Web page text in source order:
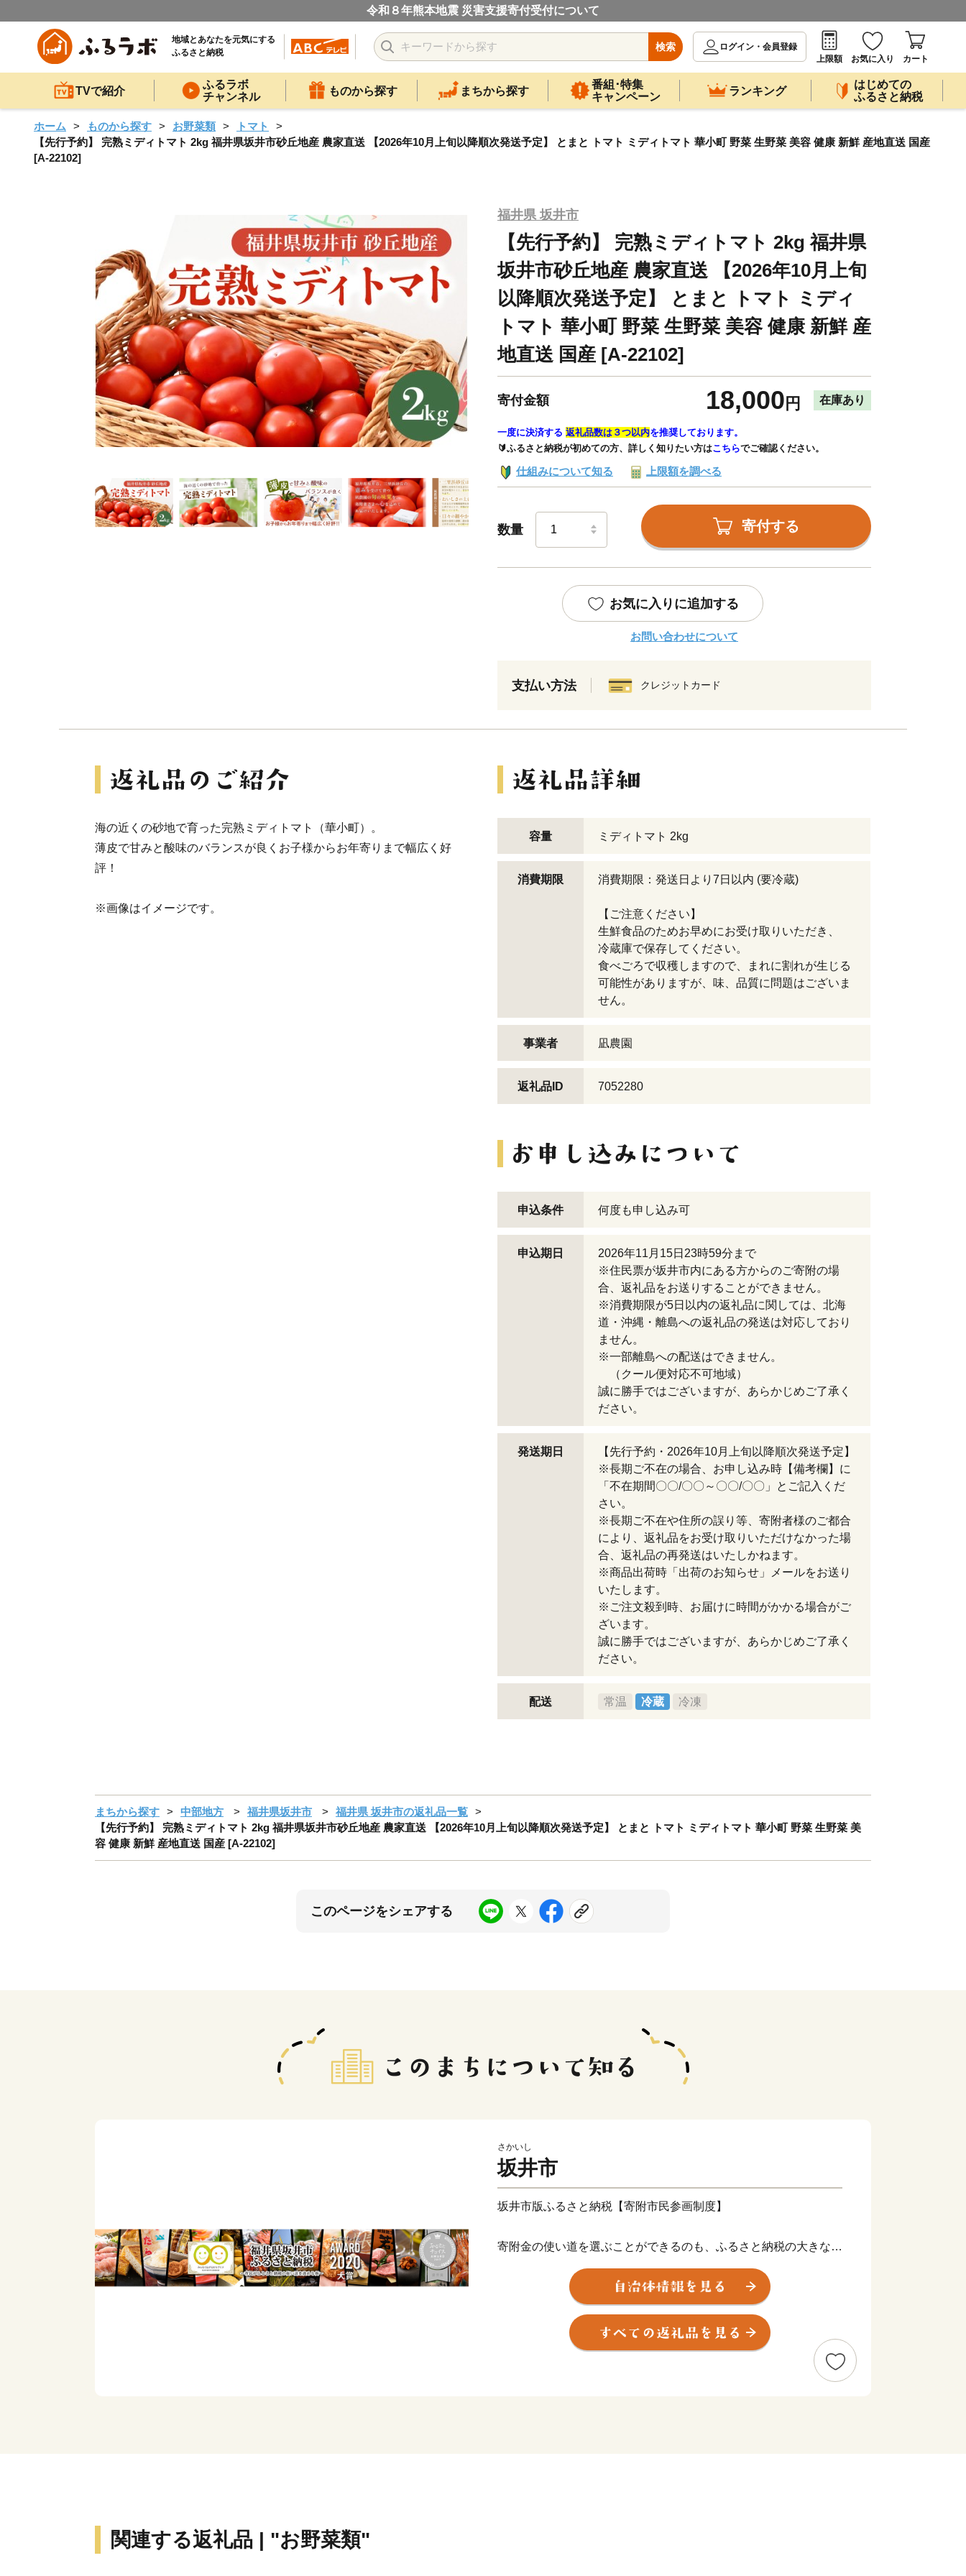
令和８年熊本地震 災害支援寄付受付について
地域とあなたを元気にする
ふるさと納税
検索
ログイン・会員登録
上限額
お気に入り カート
TVで紹介
ふるラボ
チャンネル
ものから探す まちから探す
番組･特集
キャンペーン
ランキング
はじめての
ふるさと納税
ホーム ものから探す お野菜類
トマト
【先行予約】 完熟ミディトマト 2kg 福井県坂井市砂丘地産 農家直送 【2026年10月上旬以降順次発送予定】 とまと トマト ミディトマト 華小町 野菜 生野菜 美容 健康 新鮮 産地直送 国産
[A-22102]
福井県 坂井市
【先行予約】 完熟ミディトマト 2kg 福井県
坂井市砂丘地産 農家直送 【2026年10月上旬
以降順次発送予定】 とまと トマト ミディ
トマト 華小町 野菜 生野菜 美容 健康 新鮮 産
地直送 国産 [A-22102]
寄付金額 18,000 円 在庫あり
一度に決済する 返礼品数は３つ以内を推奨しております。
🔰ふるさと納税が初めての方、詳しく知りたい方はこちらでご確認ください。
仕組みについて知る 上限額を調べる
数量 寄付する
お気に入りに追加する
お問い合わせについて
支払い方法 クレジットカード
海の近くの砂地で育った完熟ミディトマト（華小町）。
薄皮で甘みと酸味のバランスが良くお子様からお年寄りまで幅広く好
評！
※画像はイメージです。
容量 ミディトマト 2kg
消費期限 消費期限：発送日より7日以内 (要冷蔵)
【ご注意ください】
生鮮食品のためお早めにお受け取りいただき、
冷蔵庫で保存してください。
食べごろで収穫しますので、まれに割れが生じる
可能性がありますが、味、品質に問題はございま
せん。
事業者 凪農園
返礼品ID 7052280
申込条件 何度も申し込み可
申込期日
2026年11月15日23時59分まで
※住民票が坂井市内にある方からのご寄附の場
合、返礼品をお送りすることができません。
※消費期限が5日以内の返礼品に関しては、北海
道・沖縄・離島への返礼品の発送は対応しており
ません。
※一部離島への配送はできません。
（クール便対応不可地域）
誠に勝手ではございますが、あらかじめご了承く
ださい。
発送期日
【先行予約・2026年10月上旬以降順次発送予定】
※長期ご不在の場合、お申し込み時【備考欄】に
「不在期間〇〇/〇〇～〇〇/〇〇」とご記入くだ
さい。
※長期ご不在や住所の誤り等、寄附者様のご都合
により、返礼品をお受け取りいただけなかった場
合、返礼品の再発送はいたしかねます。
※商品出荷時「出荷のお知らせ」メールをお送り
いたします。
※ご注文殺到時、お届けに時間がかかる場合がご
ざいます。
誠に勝手ではございますが、あらかじめご了承く
ださい。
配送 常温 冷蔵 冷凍
まちから探す 中部地方 福井県坂井市
福井県 坂井市の返礼品一覧
【先行予約】 完熟ミディトマト 2kg 福井県坂井市砂丘地産 農家直送 【2026年10月上旬以降順次発送予定】 とまと トマト ミディトマト 華小町 野菜 生野菜 美
容 健康 新鮮 産地直送 国産 [A-22102]
このページをシェアする
さかいし
坂井市
坂井市版ふるさと納税【寄附市民参画制度】
寄附金の使い道を選ぶことができるのも、ふるさと納税の大きな魅
力のひとつです。
坂井市では、寄附金の使い道を市民から募り、
その決定にまで市民の意思を取り入れるという全国で唯一の取り組
関連する返礼品 | "お野菜類"